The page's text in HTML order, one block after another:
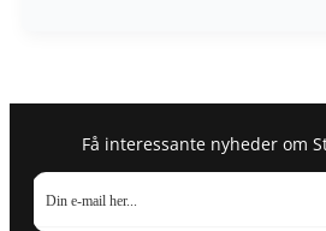
Få interessante nyheder om